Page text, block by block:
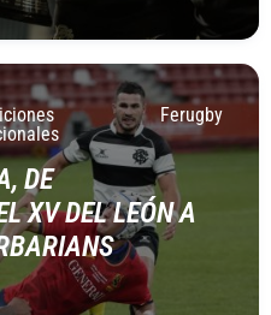
Ferugby
DE
XV DEL LEÓN A